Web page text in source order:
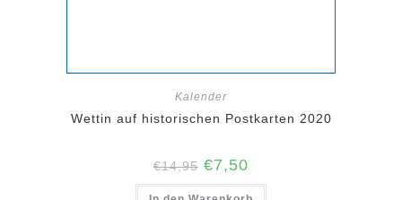
Kalender
Wettin auf historischen Postkarten 2020
€14,95 Ursprünglicher
Preis
war:
€7,50
ist: